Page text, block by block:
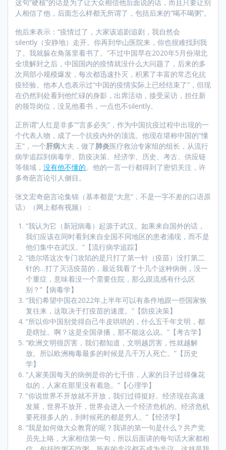
这句“硬核”的话是为了让大众相信他后面说的话，而且只要让别
人相信了他，后面怎么样都无所谓了，包括后来的“喝不喝粥”。
他后来表示：“疫情过了，大家该追剧追剧，我自然会
silently（安静地）走开。你再到华山医院来，你也很难找到我
了。我就躲在角落里看书了。”不过中国早在2020年5月份湖北
全境解封之后，中国国内的疫情就没什么大问题了，后来的多
次局部小规模爆发，每次都迅速扑灭，积累了丰富的常态化抗
疫经验。他本人也表示过“中国的疫情实际上已经结束了”，但现
在仍然到处看到他忙碌的身影，出席活动，接受采访，担任新
的领导岗位，没见他看书，一点也不silently。
正所谓“人红是非多”“言多必失”，作为中国抗疫过程中出现的一
个代表人物，成了一个抗疫内外的顶流。他现在堪称中国的“懂
王”，一个肝病大夫，做了肺炎医疗救治专家组的组长，从流行
病学追踪到病毒学、防疫决策、经济学、历史、考古、供应链
等领域， 没有他不懂的。他的一言一行都得到了密切关注，许
多奇葩言论引人侧目。
张文宏奇葩言论集锦（基本都是“大意”，不是一字不差的口语原
话）（网上都有视频）：
“我认为它（新冠病毒）起源于武汉。如果来自国外的话，
我们应该在同时看到来自全国不同地区的患者涌现，而不是
他们集中在武汉。”【流行病学追踪】
“德尔塔这次专门攻陷的是只打了第一针（疫苗）没打第二
针的…打了灭活疫苗的，最近我看了十几个这种病例，没一
个重症，意味着没一个需要住院，那么跟流感有什么区
别？”【病毒学】
“我们希望中国在2022年上半年可以有条件地跟一些国家恢
复往来，这取决于打疫苗的速度。”【防疫决策】
“所以你中国别觉得自己牛皮哄哄的，什么五千年文明，都
是瞎扯。啊？这是全国录播，那不能这么说。”【考古学】
“欧洲文明很厉害，我们都知道，文明越厉害，性就越解
放。所以欧洲梅毒最多的时候是几千万人死亡。”【历史
学】
“人家美国每天的病例是你的七千倍，人家的日子过得像花
似的，人家在那里没有着急。”【心理学】
“你说世界不开放就不开放，我们过得挺好。经济现在高速
发展，世界不放开，世界会进入一个经济危机的。经济危机
要死很多人的，到时候死的都是穷人。”【经济学】
“我是如何做大众教育的呢？我讲的第一句是什么？共产党
员先上咯，大家相信第一句，所以后面讲的每句话大家都相